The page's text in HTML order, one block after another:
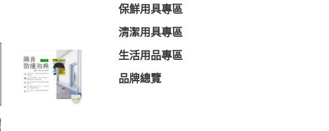
保鮮用具專區
清潔用具專區
生活用品專區
品牌總覽